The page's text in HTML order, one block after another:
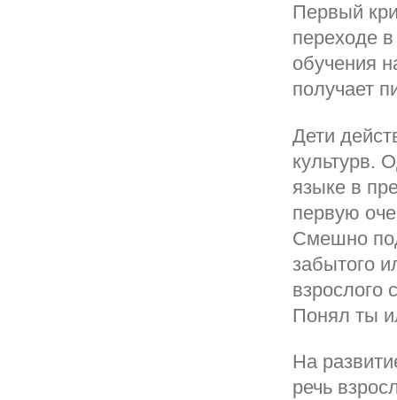
Первый
переходе
обучения
получает
Дети
культурв.
языке в
первую
Смешно
забытого
Понял ты
На
речь